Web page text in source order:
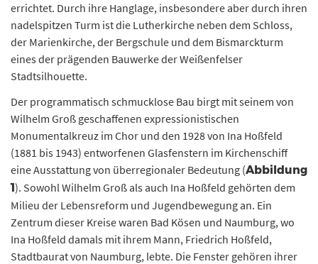
errichtet. Durch ihre Hanglage, insbesondere aber durch ihren
nadelspitzen Turm ist die Lutherkirche neben dem Schloss,
der Marienkirche, der Bergschule und dem Bismarckturm
eines der prägenden Bauwerke der Weißenfelser
Stadtsilhouette.
Der programmatisch schmucklose Bau birgt mit seinem von
Wilhelm Groß geschaffenen expressionistischen
Monumentalkreuz im Chor und den 1928 von Ina Hoßfeld
(1881 bis 1943) entworfenen Glasfenstern im Kirchenschiff
eine Ausstattung von überregionaler Bedeutung (Abbildung
1). Sowohl Wilhelm Groß als auch Ina Hoßfeld gehörten dem
Milieu der Lebensreform und Jugendbewegung an. Ein
Zentrum dieser Kreise waren Bad Kösen und Naumburg, wo
Ina Hoßfeld damals mit ihrem Mann, Friedrich Hoßfeld,
Stadtbaurat von Naumburg, lebte. Die Fenster gehören ihrer